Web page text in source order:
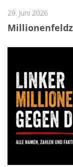
29. Juni 2026